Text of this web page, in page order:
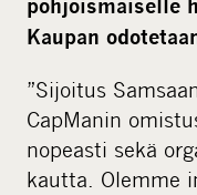
pohjoismaiselle
Kaupan
”Sijoitus
CapManin
nopeasti sekä
kautta. Olemme